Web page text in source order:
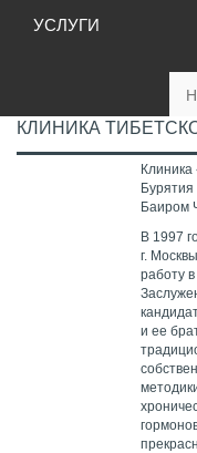
УСЛУГИ
КЛИНИКА
Клиника
Баиром
В 1997
г.
работу
и ее